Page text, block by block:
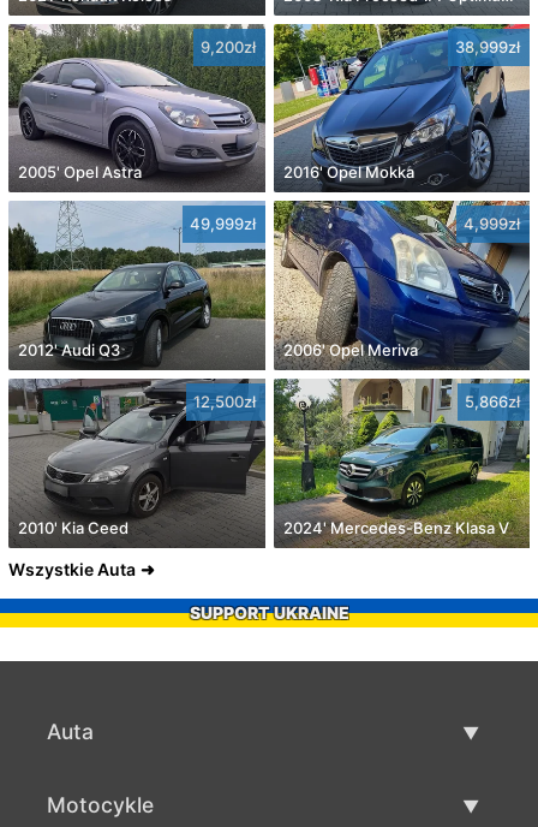
9,200zł
2005' Opel Astra
38,999zł
2016' Opel Mokka
49,999zł
2012' Audi Q3
4,999zł
2006' Opel Meriva
12,500zł
2010' Kia Ceed
5,866zł
2024' Mercedes-Benz Klasa V
Wszystkie Auta
SUPPORT UKRAINE
Auta
Motocykle